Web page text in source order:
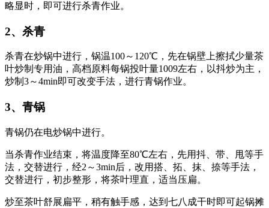
略显时，即可进行杀青作业。
2、杀青
杀青在炒锅中进行，锅温100～120℃，先在锅壁上擦拭少量茶
叶炒制专用油，高档原料每锅投叶量1009左右，以抖炒为主，
炒制3～4min即可改变手法，进行青锅作业。
3、青锅
青锅仍在电炒锅中进行。
当杀青作业结束，将温度降至80℃左右，先用抖、带、甩等手
法，交替进行，经2～3min后，改用搭、拓、抹、捺等手法，
交替进行，初步整形，将茶叶理直，适当压扁。
炒至茶叶舒展扁平，稍有触手感，达到七八成干时即可起锅摊